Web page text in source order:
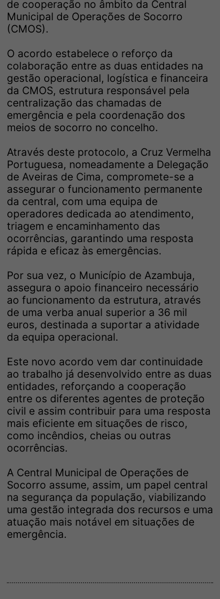
de cooperação no âmbito da Central
Municipal de Operações de Socorro
(CMOS).
O acordo estabelece o reforço da
colaboração entre as duas entidades na
gestão operacional, logística e financeira
da CMOS, estrutura responsável pela
centralização das chamadas de
emergência e pela coordenação dos
meios de socorro no concelho.
Através deste protocolo, a Cruz Vermelha
Portuguesa, nomeadamente a Delegação
de Aveiras de Cima, compromete-se a
assegurar o funcionamento permanente
da central, com uma equipa de
operadores dedicada ao atendimento,
triagem e encaminhamento das
ocorrências, garantindo uma resposta
rápida e eficaz às emergências.
Por sua vez, o Município de Azambuja,
assegura o apoio financeiro necessário
ao funcionamento da estrutura, através
de uma verba anual superior a 36 mil
euros, destinada a suportar a atividade
da equipa operacional.
Este novo acordo vem dar continuidade
ao trabalho já desenvolvido entre as duas
entidades, reforçando a cooperação
entre os diferentes agentes de proteção
civil e assim contribuir para uma resposta
mais eficiente em situações de risco,
como incêndios, cheias ou outras
ocorrências.
A Central Municipal de Operações de
Socorro assume, assim, um papel central
na segurança da população, viabilizando
uma gestão integrada dos recursos e uma
atuação mais notável em situações de
emergência.